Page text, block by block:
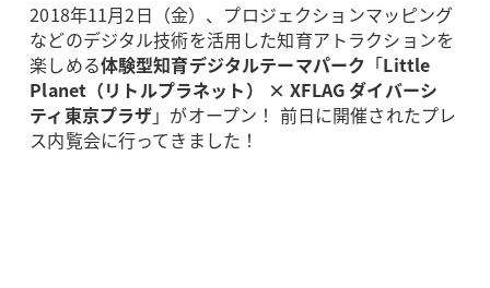
2018年11月2日（金）、プロジェクションマッピング
などのデジタル技術を活用した知育アトラクションを
楽しめる体験型知育デジタルテーマパーク 「Little
Planet（リトルプラネット） × XFLAG ダイバーシ
ティ東京プラザ」がオープン！ 前日に開催されたプレ
ス内覧会に行ってきました！